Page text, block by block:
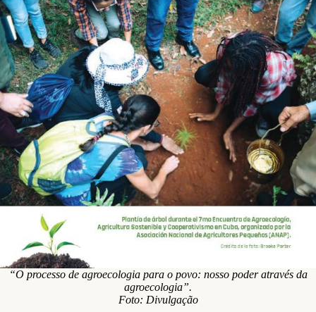
“O processo de agroecologia para o povo: nosso poder através da
agroecologia”.
Foto: Divulgação